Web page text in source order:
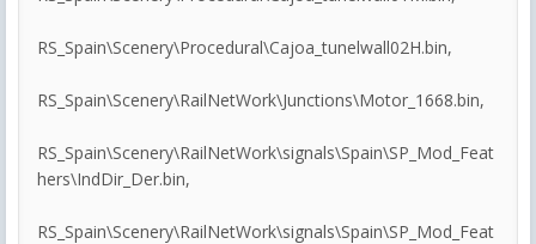
RS_Spain\Scenery\Procedural\Cajoa_tunelwall02H.bin,
RS_Spain\Scenery\RailNetWork\Junctions\Motor_1668.bin,
RS_Spain\Scenery\RailNetWork\signals\Spain\SP_Mod_Feat
hers\IndDir_Der.bin,
RS_Spain\Scenery\RailNetWork\signals\Spain\SP_Mod_Feat